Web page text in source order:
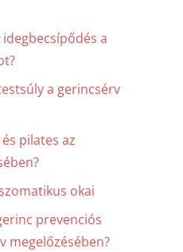
a
a gerincsérv
pilates az
okai
prevenciós
megelőzésében?